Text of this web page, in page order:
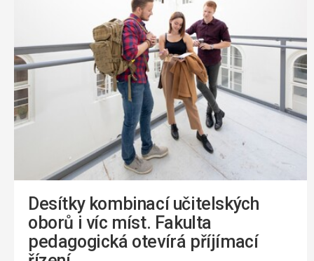
Desítky kombinací učitelských
oborů i víc míst. Fakulta
pedagogická otevírá příjímací